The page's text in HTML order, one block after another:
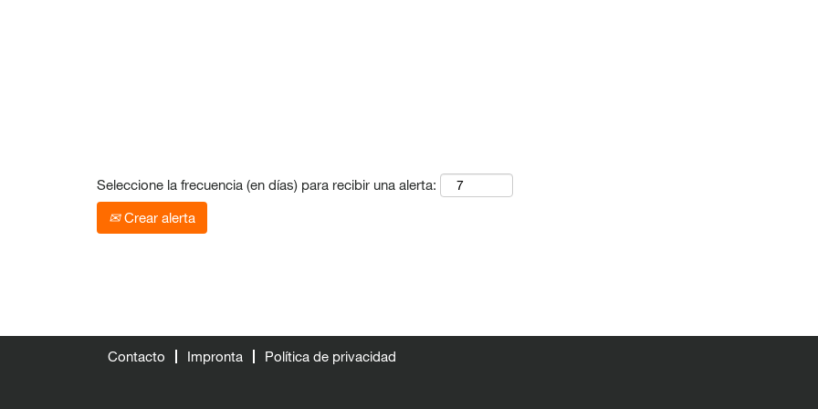
Seleccione la frecuencia (en días) para recibir una alerta:
Crear alerta
Contacto Impronta Política de privacidad